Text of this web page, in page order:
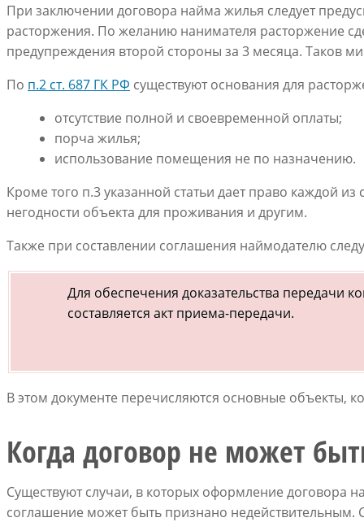
При заключении договора найма жилья следует
расторжения. По желанию нанимателя расторжение
предупреждения второй стороны за 3 месяца. Таков
По п.2 ст. 687 ГК РФ существуют основания для
отсутствие полной и своевременной оплаты;
порча жилья;
использование помещения не по назначению.
Кроме того п.3 указанной статьи дает право каждой
негодности объекта для проживания и другим.
Также при составлении соглашения наймодателю
Для обеспечения доказательства передачи
составляется акт приема-передачи.
В этом документе перечисляются основные объекты,
Когда договор не может
Существуют случаи, в которых оформление договора
соглашение может быть признано недействительным.